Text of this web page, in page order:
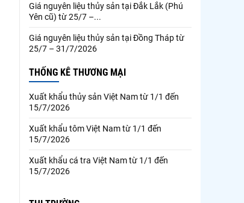
Giá nguyên liệu thủy sản tại Đắk Lắk (Phú
Yên cũ) từ 25/7 –...
Giá nguyên liệu thủy sản tại Đồng Tháp từ
25/7 – 31/7/2026
THỐNG KÊ THƯƠNG MẠI
Xuất khẩu thủy sản Việt Nam từ 1/1 đến
15/7/2026
Xuất khẩu tôm Việt Nam từ 1/1 đến
15/7/2026
Xuất khẩu cá tra Việt Nam từ 1/1 đến
15/7/2026